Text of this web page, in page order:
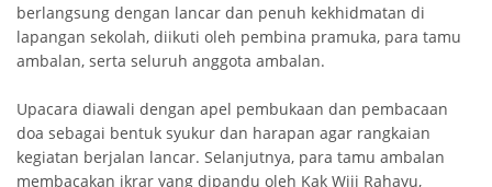
berlangsung dengan lancar dan penuh kekhidmatan di
lapangan sekolah, diikuti oleh pembina pramuka, para tamu
ambalan, serta seluruh anggota ambalan.
Upacara diawali dengan apel pembukaan dan pembacaan
doa sebagai bentuk syukur dan harapan agar rangkaian
kegiatan berjalan lancar. Selanjutnya, para tamu ambalan
membacakan ikrar yang dipandu oleh Kak Wiji Rahayu,